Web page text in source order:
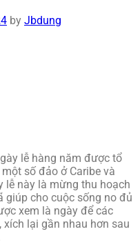
by Jbdung
lễ hàng năm được tổ
số đảo ở Caribe và
lễ này là mừng thu hoạch
giúp cho cuộc sống no đủ
xem là ngày để các
lại gần nhau hơn sau